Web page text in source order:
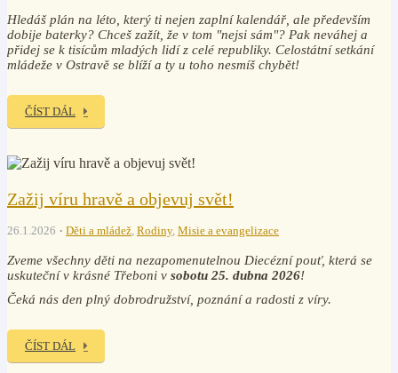
Hledáš plán na léto, který ti nejen zaplní kalendář, ale především
dobije baterky? Chceš zažít, že v tom "nejsi sám"? Pak neváhej a
přidej se k tisícům mladých lidí z celé republiky. Celostátní setkání
mládeže v Ostravě se blíží a ty u toho nesmíš chybět!
ČÍST DÁL
Zažij víru hravě a objevuj svět!
26.1.2026 Děti a mládež, Rodiny, Misie a evangelizace
Zveme všechny děti na nezapomenutelnou Diecézní pouť, která se
uskuteční v krásné Třeboni v sobotu 25. dubna 2026!
Čeká nás den plný dobrodružství, poznání a radosti z víry.
ČÍST DÁL